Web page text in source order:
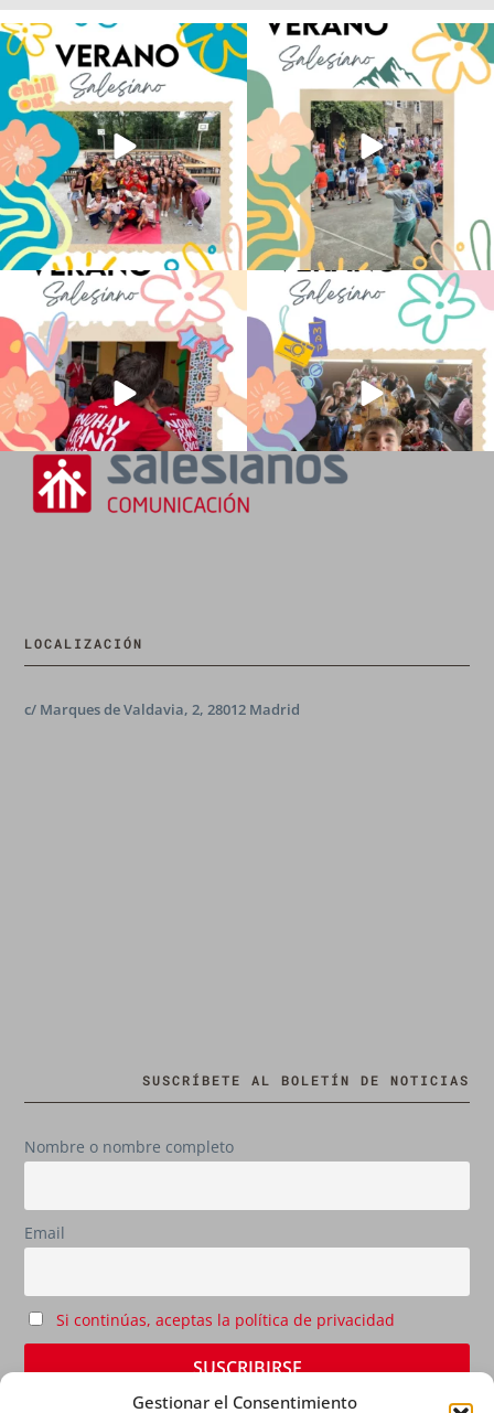
Gestionar el Consentimiento
Los alumnos de 6º de Primaria, 1º y 2º
de la ESO...
145 2
La diversión y la alegría también se han
sentido...
92 0
No hay verano sin que sea Salesiano ❤️
💫 en Luz 4
...
0
viviendo la alegría en el campamento
...
2
LOCALIZACIÓN
c/ Marques de Valdavia, 2, 28012 Madrid
SUSCRÍBETE AL BOLETÍN DE NOTICIAS
Nombre o nombre completo
Email
Si continúas, aceptas la política de privacidad